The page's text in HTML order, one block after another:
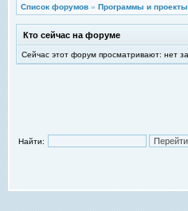
Список форумов » Программы и проекты
Кто сейчас на форуме
Сейчас этот форум просматривают: нет
Найти: